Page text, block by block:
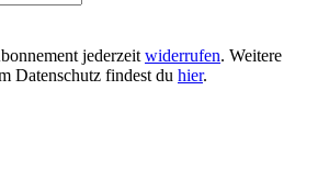
jederzeit widerrufen. Weitere
Datenschutz findest du hier.